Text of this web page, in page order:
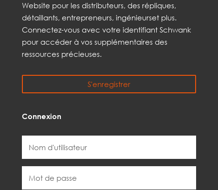
Website pour les distributeurs, des répliques,
détaillants, entrepreneurs, ingénieurset plus.
Connectez-vous avec votre identifiant Schwank
pour accéder à vos supplémentaires des
ressources précieuses.
S'enregistrer
Connexion